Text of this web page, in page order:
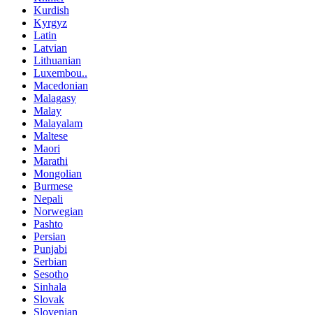
Kurdish
Kyrgyz
Latin
Latvian
Lithuanian
Luxembou..
Macedonian
Malagasy
Malay
Malayalam
Maltese
Maori
Marathi
Mongolian
Burmese
Nepali
Norwegian
Pashto
Persian
Punjabi
Serbian
Sesotho
Sinhala
Slovak
Slovenian